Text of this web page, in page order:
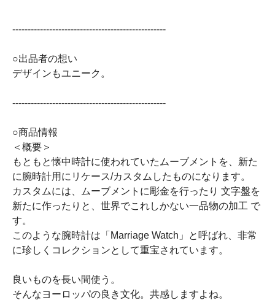
--------------------------------------------------
○出品者の想い
デザインもユニーク。
--------------------------------------------------
○商品情報
＜概要＞
もともと懐中時計に使われていたムーブメントを、新た
に腕時計用にリケース/カスタムしたものになります。
カスタムには、ムーブメントに彫金を行ったり 文字盤を
新たに作ったりと、世界でこれしかない一品物の加工 で
す。
このような腕時計は「Marriage Watch」と呼ばれ、非常
に珍しくコレクションとして重宝されています。
良いものを長い間使う。
そんなヨーロッパの良き文化。共感しますよね。